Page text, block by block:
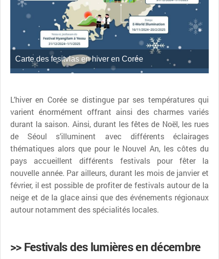
Carte des fesitvlas en hiver en Corée
L’hiver en Corée se distingue par ses températures qui
varient énormément offrant ainsi des charmes variés
durant la saison. Ainsi, durant les fêtes de Noël, les rues
de Séoul s’illuminent avec différents éclairages
thématiques alors que pour le Nouvel An, les côtes du
pays accueillent différents festivals pour fêter la
nouvelle année. Par ailleurs, durant les mois de janvier et
février, il est possible de profiter de festivals autour de la
neige et de la glace ainsi que des événements régionaux
autour notamment des spécialités locales.
>> Festivals des lumières en décembre